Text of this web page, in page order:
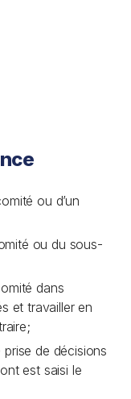
ou d’un
ou du sous-
dans
et travailler en
de décisions
est saisi le